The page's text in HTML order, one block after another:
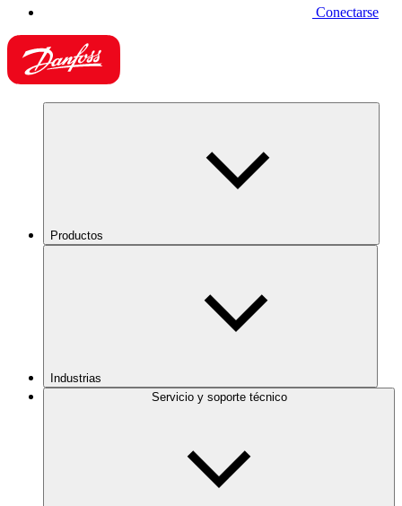
Conectarse
Productos
Industrias
Servicio y soporte técnico